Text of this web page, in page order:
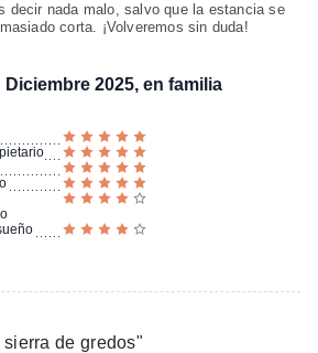
decir nada malo, salvo que la estancia se
corta. ¡Volveremos sin duda!
Diciembre 2025, en familia
sierra de gredos"